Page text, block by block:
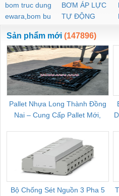
bom truc dung
ewara,bom bu
ewara
BƠM ÁP LỰC
TỰ ĐỘNG
Sản phẩm mới (147896)
Pallet Nhựa Long Thành Đồng
Nai – Cung Cấp Pallet Mới,
Bộ Chống Sét Nguồn 3 Pha 5